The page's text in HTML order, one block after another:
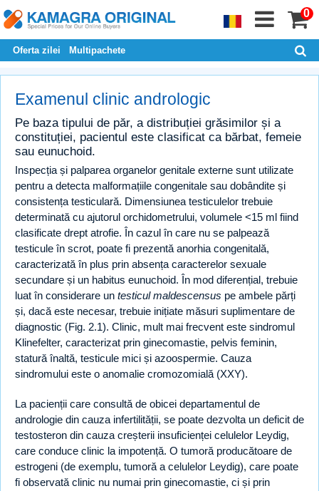
0
Oferta zilei Multipachete
Examenul clinic andrologic
Pe baza tipului de păr, a distribuției grăsimilor și a
constituției, pacientul este clasificat ca bărbat, femeie
sau eunuchoid.
Inspecția și palparea organelor genitale externe sunt utilizate
pentru a detecta malformațiile congenitale sau dobândite și
consistența testiculară. Dimensiunea testiculelor trebuie
determinată cu ajutorul orchidometrului, volumele <15 ml fiind
clasificate drept atrofie. În cazul în care nu se palpează
testicule în scrot, poate fi prezentă anorhia congenitală,
caracterizată în plus prin absența caracterelor sexuale
secundare și un habitus eunuchoid. În mod diferențial, trebuie
luat în considerare un testicul maldescensus pe ambele părți
și, dacă este necesar, trebuie inițiate măsuri suplimentare de
diagnostic (Fig. 2.1). Clinic, mult mai frecvent este sindromul
Klinefelter, caracterizat prin ginecomastie, pelvis feminin,
statură înaltă, testicule mici și azoospermie. Cauza
sindromului este o anomalie cromozomială (XXY).
La pacienții care consultă de obicei departamentul de
andrologie din cauza infertilității, se poate dezvolta un deficit de
testosteron din cauza creșterii insuficienței celulelor Leydig,
care conduce clinic la impotență. O tumoră producătoare de
estrogeni (de exemplu, tumoră a celulelor Leydig), care poate
fi observată clinic nu numai prin ginecomastie, ci și prin